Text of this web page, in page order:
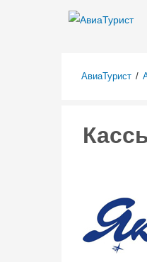
АвиаТурист /